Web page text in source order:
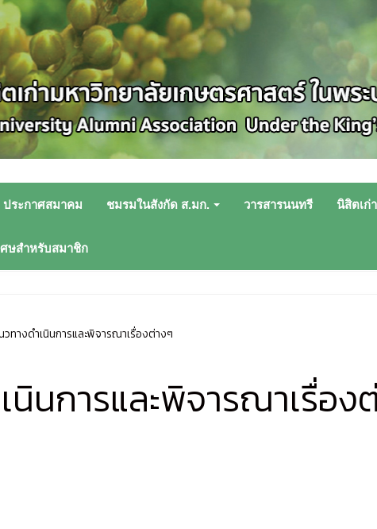
ประกาศสมาคม ชมรมในสังกัด ส.มก. วารสารนนทรี นิสิตเก่า
ษสำหรับสมาชิก
วทางดำเนินการและพิจารณาเรื่องต่างๆ
นินการและพิจารณาเรื่อง